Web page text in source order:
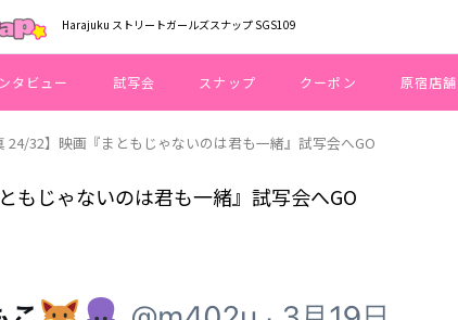
Harajuku ストリートガールズスナップ SGS109
タビュー 試写会 スナップ クーポン 原宿店舗
24/32】映画『まともじゃないのは君も一緒』試写会へGO
もじゃないのは君も一緒』試写会へGO